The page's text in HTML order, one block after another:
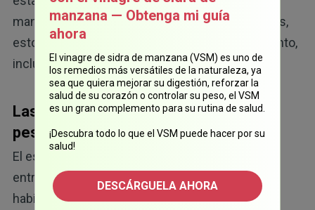
manera adecuada a las necesidades de sus hijos,
estos regulan mejor su peso y su comportamiento,
incluso años después". 12
Las rutinas constantes promueven un
peso saludable en su hijo
El estudio presentado
entre las prácticas de crianza receptiva y la
habilidad de los niños para regular su peso. Los
manzana — Obtenga mi guía
ahora
El vinagre de sidra de manzana (VSM) es uno de
los remedios más versátiles de la naturaleza, ya
sea que quiera mejorar su digestión, reforzar la
salud de su corazón o controlar su peso, el VSM
es un gran complemento para su rutina de salud.
¡Descubra todo lo que el VSM puede hacer por su
salud!
DESCÁRGUELA AHORA